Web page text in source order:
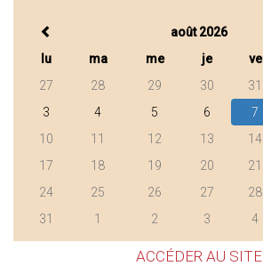
août 2026
lu
ma me je ve
27
28 29 30 31
3
4 5 6 7
10
11 12 13 14
17
18 19 20 21
24
25 26 27 28
31
1 2 3 4
ACCÉDER AU SITE